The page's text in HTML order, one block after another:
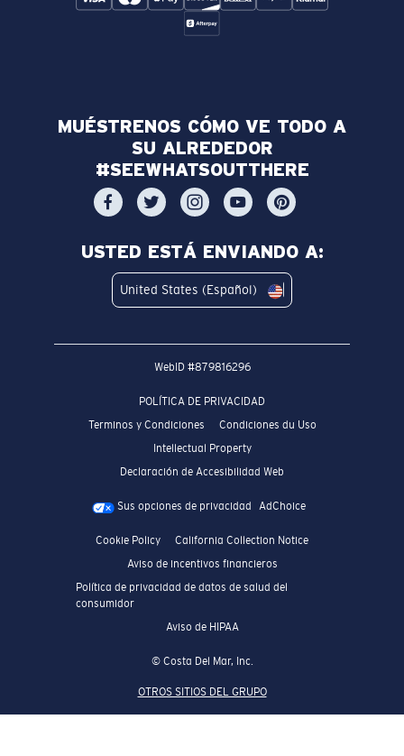
MUÉSTRENOS CÓMO VE TODO A
SU ALREDEDOR
#SEEWHATSOUTTHERE
USTED ESTÁ ENVIANDO A:
United States (Español)
WebID #879816296
POLÍTICA DE PRIVACIDAD
Terminos y Condiciones
Condiciones du Uso
Intellectual Property
Declaración de Accesibilidad Web
Sus opciones de privacidad AdChoice
Cookie Policy
California Collection Notice
Aviso de incentivos financieros
Política de privacidad de datos de salud del
consumidor
Aviso de HIPAA
© Costa Del Mar, Inc.
OTROS SITIOS DEL GRUPO